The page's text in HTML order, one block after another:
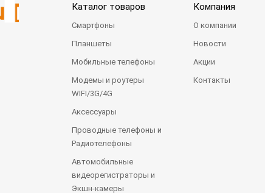
Каталог товаров
Смартфоны
Планшеты
Мобильные телефоны
Модемы и роутеры
WIFI/3G/4G
Аксессуары
Проводные телефоны и
Радиотелефоны
Автомобильные
видеорегистраторы и
Экшн-камеры
Компания
О компании
Новости
Акции
Контакты